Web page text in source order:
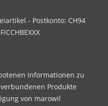
- Postkonto: CH94
Informationen zu
Produkte
von marowil